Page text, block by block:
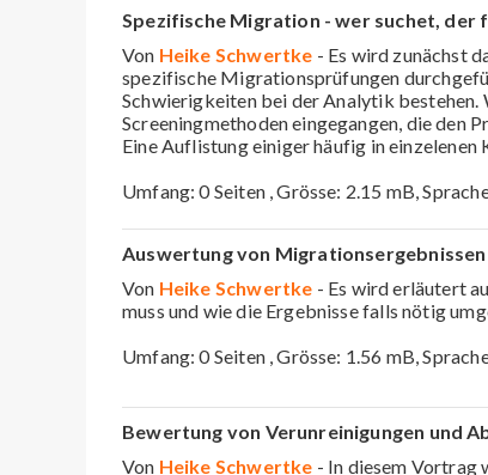
Spezifische Migration - wer suchet, der
Von Heike Schwertke - Es wird zunächst
spezifische Migrationsprüfungen
Schwierigkeiten bei der Analytik bestehen.
Screeningmethoden eingegangen, die den
Eine Auflistung einiger häufig in einzelenen
Umfang: 0 Seiten , Grösse: 2.15 mB,
Auswertung von Migrationsergebnissen
Von Heike Schwertke - Es wird erläutert
muss und wie die Ergebnisse falls nötig
Umfang: 0 Seiten , Grösse: 1.56 mB,
Bewertung von Verunreinigungen und
Von Heike Schwertke - In diesem Vortrag